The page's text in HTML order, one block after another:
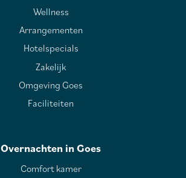
Wellness
Arrangementen
Hotelspecials
Zakelijk
Omgeving Goes
Faciliteiten
Overnachten in Goes
Comfort kamer